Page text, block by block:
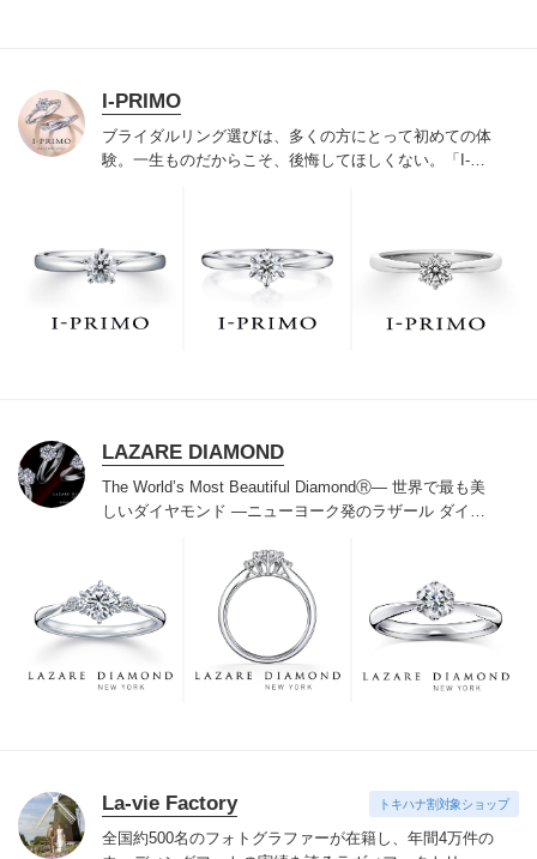
I-PRIMO
ブライダルリング選びは、多くの方にとって初めての体
験。一生ものだからこそ、後悔してほしくない。「I-
でお待ちしております。リング選びの最初の一歩をご一
緒に。まずは、アイプリモへ。
LAZARE DIAMOND
The World’s Most Beautiful DiamondⓇ― 世界で最も美
しいダイヤモンド ―ニューヨーク発のラザール ダイヤ
られ120年を超えた今もなおダイヤモンドの美しい輝き
にこだわり続けています。私たちの願いは、この生涯変
わらないワン＆オンリーの輝きを幸せの象徴として、い
つも、ずっと、身に着けていただくことです。
La-vie Factory トキハナ割対象ショップ
全国約500名のフォトグラファーが在籍し、年間4万件の